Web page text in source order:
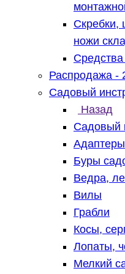
Скребки,
ножи
Распродажа -
Садовый
Назад
Садовый
Буры
Ведра,
Вилы
Грабли
Косы,
Лопаты,
Мелкий